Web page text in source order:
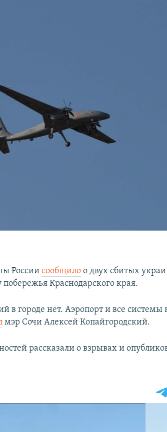
Россиисообщило о двух сбитых
Краснодарского края.
в городе нет. Аэропорт и все системы
мэр Сочи Алексей Копайгородский.
рассказали о взрывах и